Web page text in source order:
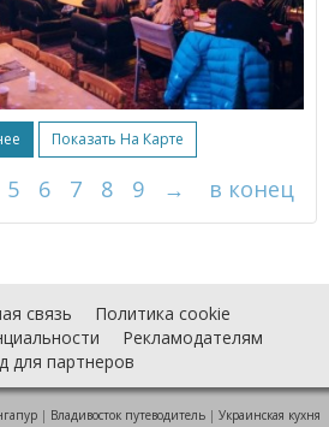
Показать На Карте
5 6 7 8 9 → в конец
связь
Политика cookie
Рекламодателям
для партнеров
| Владивосток путеводитель | Украинская кухня